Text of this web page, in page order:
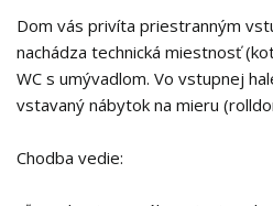
Dom vás privíta priestranným
nachádza technická miestnosť
WC s umývadlom. Vo vstupnej
vstavaný nábytok na mieru
Chodba vedie: